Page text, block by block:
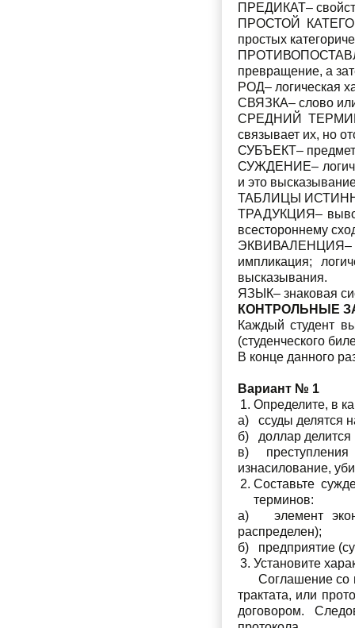
ПРЕДИКАТ–
ПРОСТОЙ
простых
превращение, а
РОД– логическая
СВЯЗКА– слово или
СРЕДНИЙ ТЕРМИН–
связывает их, но
СУБЪЕКТ–
СУЖДЕНИЕ–
и это
ТАБЛИЦЫ
ТРАДУКЦИЯ– вывод
всестороннему
ЭКВИВАЛЕНЦИЯ–
импликация;
высказывания.
ЯЗЫК– знаковая
КОНТРОЛЬНЫЕ
Каждый студент
(студенческого
В конце данного
Вариант № 1
Определите, в
а) ссуды делятся
б) доллар делится
в) преступления
изнасилование,
Составьте
терминов:
а) элемент
распределен);
б) предприятие
Установите
Соглашение со
трактата, или
договором.